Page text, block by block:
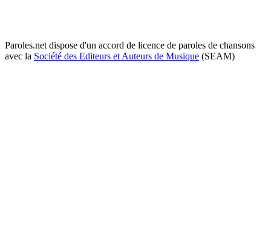
Paroles.net dispose d'un accord de licence de paroles de chansons
avec la Société des Editeurs et Auteurs de Musique (SEAM)